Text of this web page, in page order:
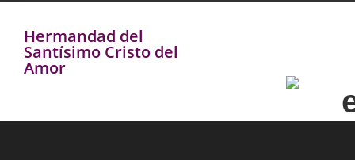
Hermandad del
Santísimo Cristo del
Amor